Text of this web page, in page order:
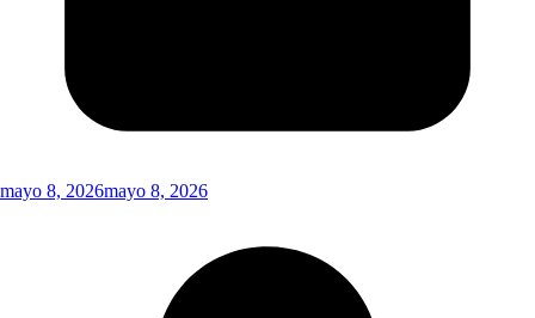
mayo 8, 2026mayo 8, 2026